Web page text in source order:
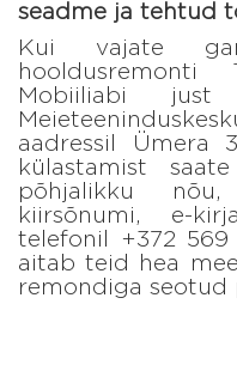
seadme ja tehtud
Kui vajate
hooldusremonti
Mobiiliabi
aadressil Ümera
külastamist
põhjalikku
kiirsõnumi, e-
telefonil +372 569
aitab teid hea
remondiga seotud